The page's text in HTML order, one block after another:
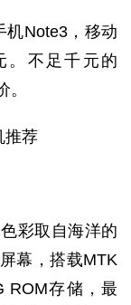
机Note3，移动
。不足千元的
彩取自海洋的
幕，搭载MTK
ROM存储，最